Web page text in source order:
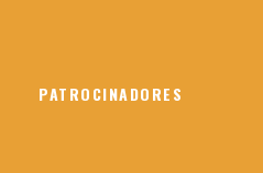
PATROCINADORES